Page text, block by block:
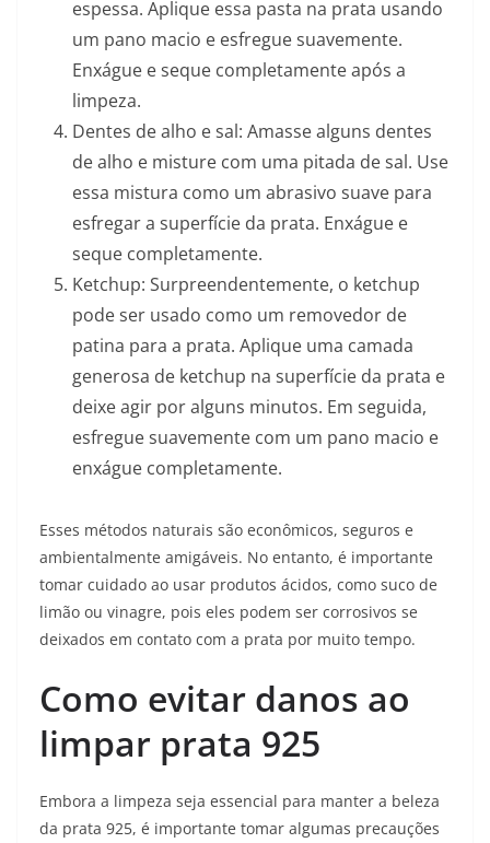
espessa. Aplique essa pasta na prata usando
um pano macio e esfregue suavemente.
Enxágue e seque completamente após a
limpeza.
Dentes de alho e sal: Amasse alguns dentes
de alho e misture com uma pitada de sal. Use
essa mistura como um abrasivo suave para
esfregar a superfície da prata. Enxágue e
seque completamente.
Ketchup: Surpreendentemente, o ketchup
pode ser usado como um removedor de
patina para a prata. Aplique uma camada
generosa de ketchup na superfície da prata e
deixe agir por alguns minutos. Em seguida,
esfregue suavemente com um pano macio e
enxágue completamente.
Esses métodos naturais são econômicos, seguros e
ambientalmente amigáveis. No entanto, é importante
tomar cuidado ao usar produtos ácidos, como suco de
limão ou vinagre, pois eles podem ser corrosivos se
deixados em contato com a prata por muito tempo.
Como evitar danos ao
limpar prata 925
Embora a limpeza seja essencial para manter a beleza
da prata 925, é importante tomar algumas precauções